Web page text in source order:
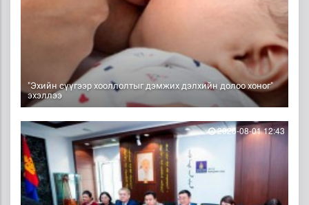
"Эхийн сүүгээр хооллолтыг дэмжих дэлхийн долоо хоног"
эхэллээ
2026-08-01 12:43